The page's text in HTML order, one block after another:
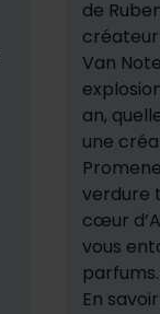
de
Van
an,
une
verdure
cœur
vous
En